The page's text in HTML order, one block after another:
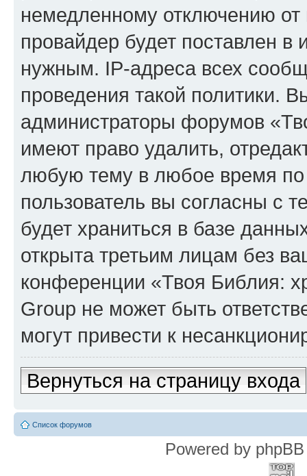
немедленному отключению
провайдер будет поставлен в
нужным. IP-адреса всех
проведения такой политики.
администраторы форумов
имеют право удалить,
любую тему в любое время
пользователь вы согласны с
будет храниться в базе
открыта третьим лицам без
конференции «Твоя Библия:
Group не может быть
могут привести к
Вернуться на страницу входа
Список форумов
Powered by